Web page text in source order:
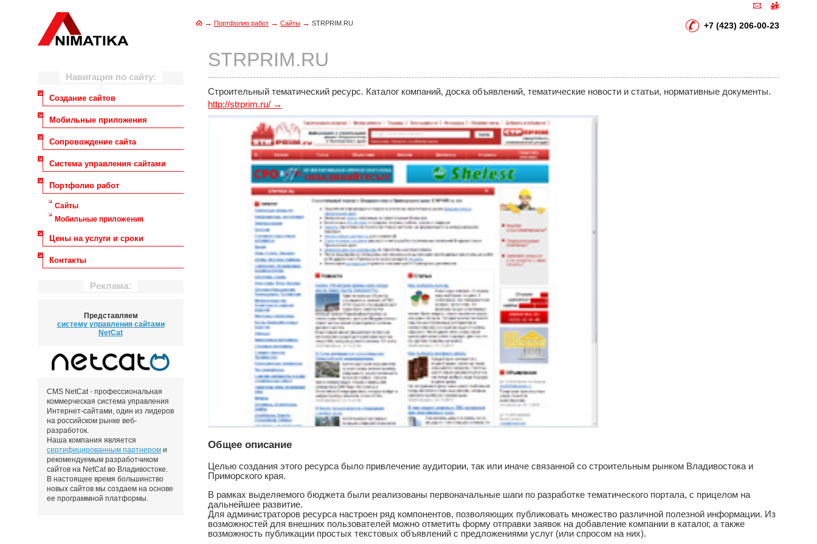
+7 (423) 206-00-23
→ Портфолио работ → Сайты → STRPRIM.RU
STRPRIM.RU
Строительный тематический ресурс. Каталог компаний, доска объявлений, тематические новости и статьи, нормативные документы.
http://strprim.ru/ →
Общее описание
Целью создания этого ресурса было привлечение аудитории, так или иначе связанной со строительным рынком Владивостока и
Приморского края.
В рамках выделяемого бюджета были реализованы первоначальные шаги по разработке тематического портала, с прицелом на
дальнейшее развитие.
Для администраторов ресурса настроен ряд компонентов, позволяющих публиковать множество различной полезной информации. Из
возможностей для внешних пользователей можно отметить форму отправки заявок на добавление компании в каталог, а также
возможность публикации простых текстовых объявлений с предложениями услуг (или спросом на них).
Навигация по сайту:
Создание сайтов
Мобильные приложения
Сопровождение сайта
Система управления сайтами
Портфолио работ
Сайты
Мобильные приложения
Цены на услуги и сроки
Контакты
Реклама:
Представляем
систему управления сайтами
NetCat
CMS NetCat - профессиональная
коммерческая система управления
Интернет-сайтами, один из лидеров
на российском рынке веб-
разработок.
Наша компания является
сертифицированным партнером и
рекомендуемым разработчиком
сайтов на NetCat во Владивостоке.
В настоящее время большинство
новых сайтов мы создаем на основе
ее программной платформы.